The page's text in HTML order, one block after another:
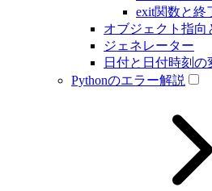
exit関数と終
オブジェクト指向
ジェネレーター
日付と日付時刻の
Pythonのエラー解説